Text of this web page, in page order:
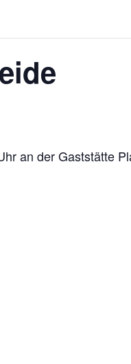
an der Gaststätte